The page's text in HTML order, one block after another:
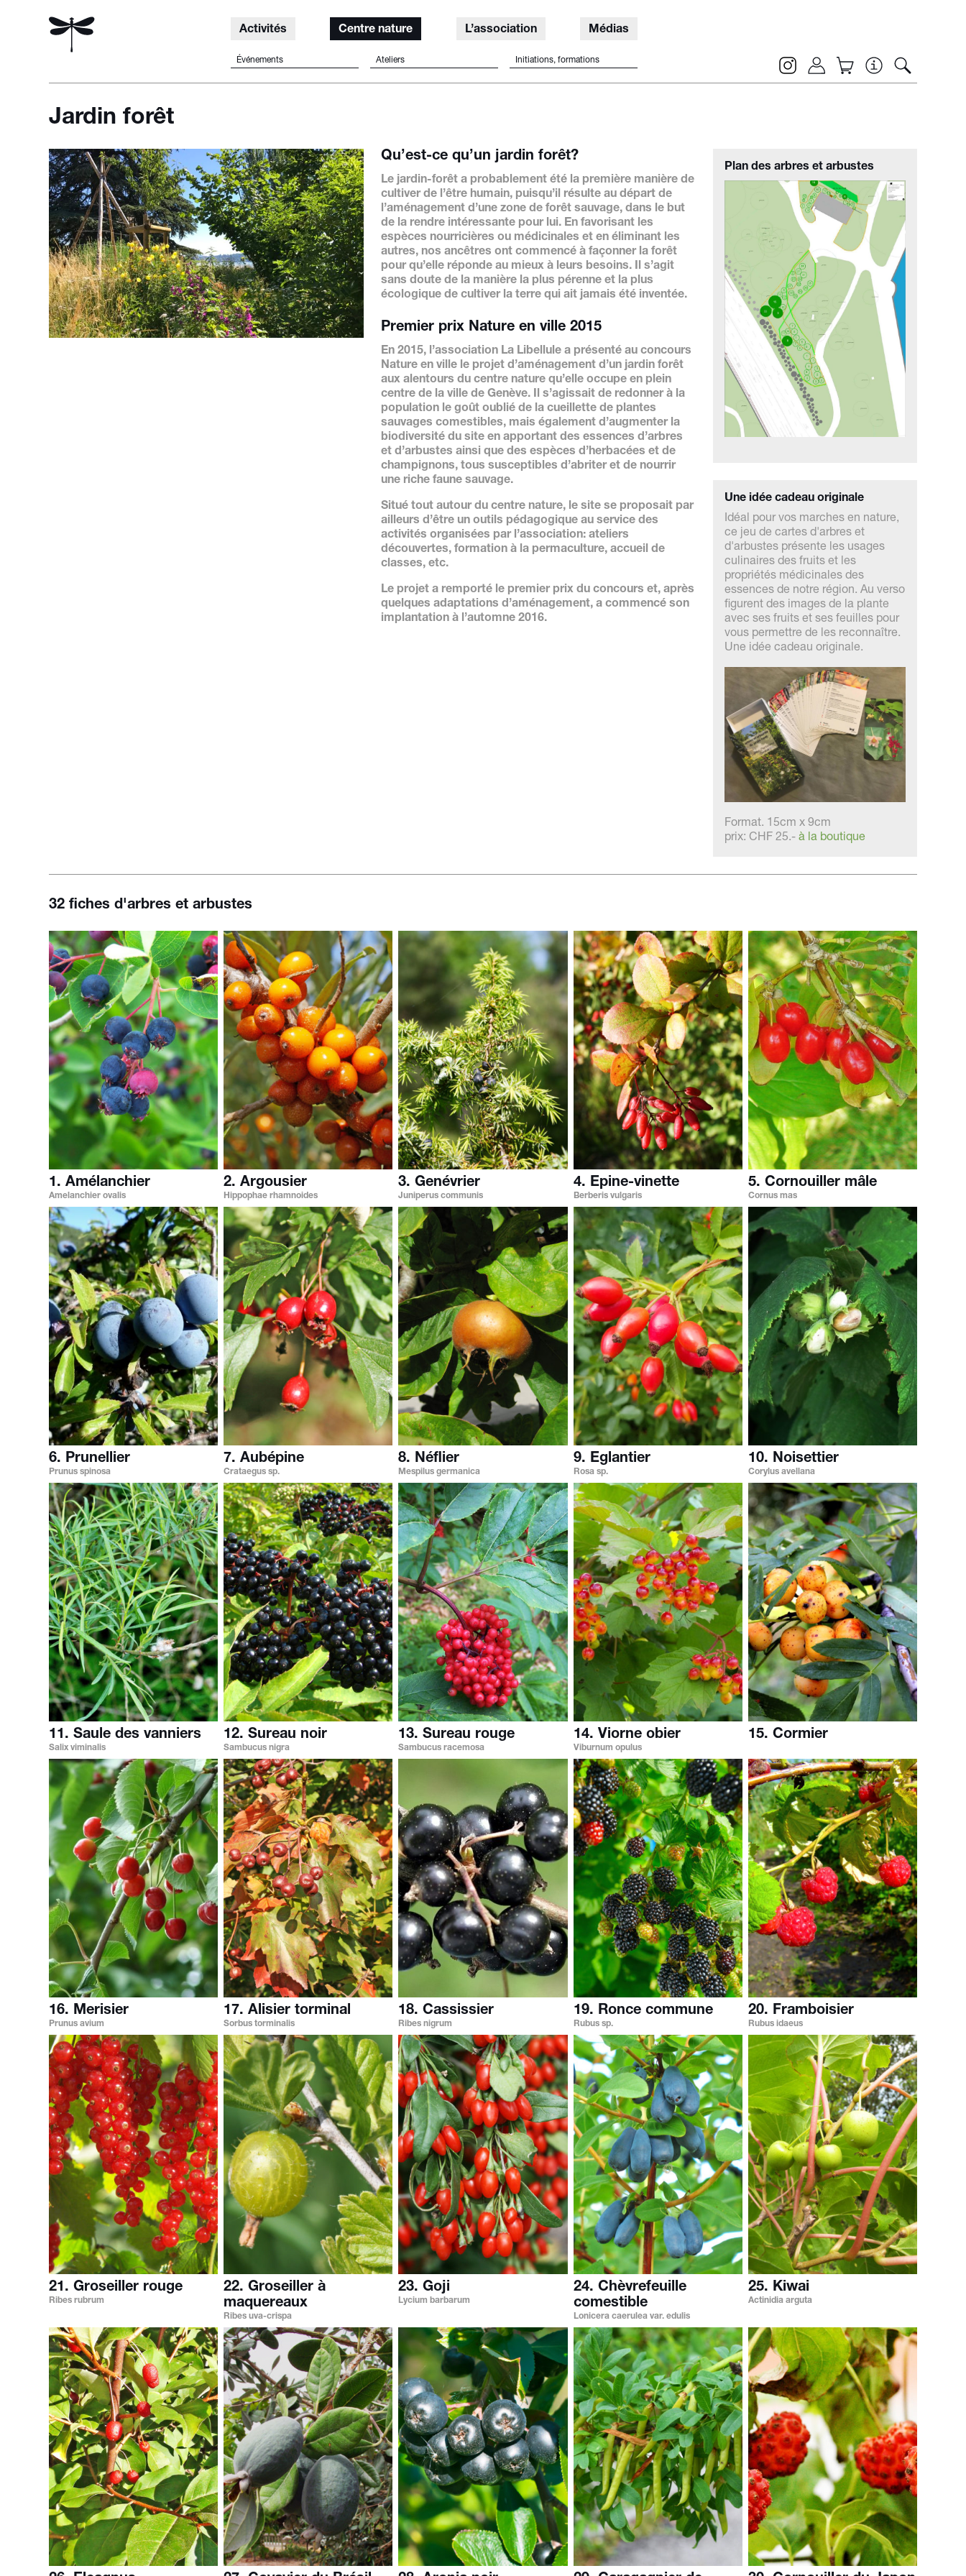
Activités Centre nature L’association Médias
Événements Ateliers Initiations, formations
Rechercher
Jardin forêt
Qu’est-ce qu’un jardin forêt?
Le jardin-forêt a probablement été la première manière de
cultiver de l’être humain, puisqu’il résulte au départ de
l’aménagement d’une zone de forêt sauvage, dans le but
de la rendre intéressante pour lui. En favorisant les
espèces nourricières ou médicinales et en éliminant les
autres, nos ancêtres ont commencé à façonner la forêt
pour qu’elle réponde au mieux à leurs besoins. Il s’agit
sans doute de la manière la plus pérenne et la plus
écologique de cultiver la terre qui ait jamais été inventée.
Premier prix Nature en ville 2015
En 2015, l’association La Libellule a présenté au concours
Nature en ville le projet d’aménagement d’un jardin forêt
aux alentours du centre nature qu’elle occupe en plein
centre de la ville de Genève. Il s’agissait de redonner à la
population le goût oublié de la cueillette de plantes
sauvages comestibles, mais également d’augmenter la
biodiversité du site en apportant des essences d’arbres
et d’arbustes ainsi que des espèces d’herbacées et de
champignons, tous susceptibles d’abriter et de nourrir
une riche faune sauvage.
Situé tout autour du centre nature, le site se proposait par
ailleurs d’être un outils pédagogique au service des
activités organisées par l’association: ateliers
découvertes, formation à la permaculture, accueil de
classes, etc.
Le projet a remporté le premier prix du concours et, après
quelques adaptations d’aménagement, a commencé son
implantation à l’automne 2016.
Plan des arbres et arbustes
Une idée cadeau originale
Idéal pour vos marches en nature,
ce jeu de cartes d'arbres et
d'arbustes présente les usages
culinaires des fruits et les
propriétés médicinales des
essences de notre région. Au verso
figurent des images de la plante
avec ses fruits et ses feuilles pour
vous permettre de les reconnaître.
Une idée cadeau originale.
Format. 15cm x 9cm
prix: CHF 25.- à la boutique
32 fiches d'arbres et arbustes
1. Amélanchier
Amelanchier ovalis
2. Argousier
Hippophae rhamnoides
3. Genévrier
Juniperus communis
4. Epine-vinette
Berberis vulgaris
5. Cornouiller mâle
Cornus mas
6. Prunellier
Prunus spinosa
7. Aubépine
Crataegus sp.
8. Néflier
Mespilus germanica
9. Eglantier
Rosa sp.
10. Noisettier
Corylus avellana
11. Saule des vanniers
Salix viminalis
12. Sureau noir
Sambucus nigra
13. Sureau rouge
Sambucus racemosa
14. Viorne obier
Viburnum opulus
15. Cormier
16. Merisier
Prunus avium
17. Alisier torminal
Sorbus torminalis
18. Cassissier
Ribes nigrum
19. Ronce commune
Rubus sp.
20. Framboisier
Rubus idaeus
21. Groseiller rouge
Ribes rubrum
22. Groseiller à
maquereaux
Ribes uva-crispa
23. Goji
Lycium barbarum
24. Chèvrefeuille
comestible
Lonicera caerulea var. edulis
25. Kiwai
Actinidia arguta